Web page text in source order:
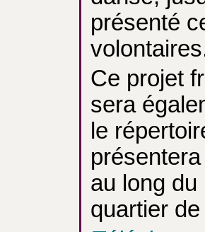
présenté
Ce projet
sera
le
au long
quartier